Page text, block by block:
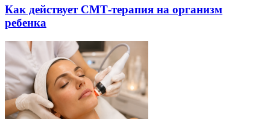
Как действует СМТ-терапия на организм
ребенка